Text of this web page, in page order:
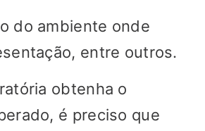
do ambiente onde
entre outros.
obtenha o
é preciso que